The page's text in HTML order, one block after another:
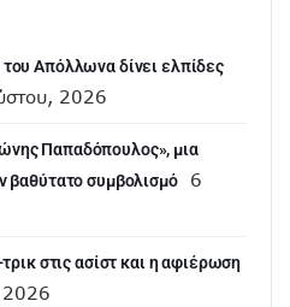
Απόλλωνα δίνει ελπίδες
2026
Παπαδόπουλος», μια
βαθύτατο συμβολισμό
6
στις ασίστ και η αφιέρωση
2026